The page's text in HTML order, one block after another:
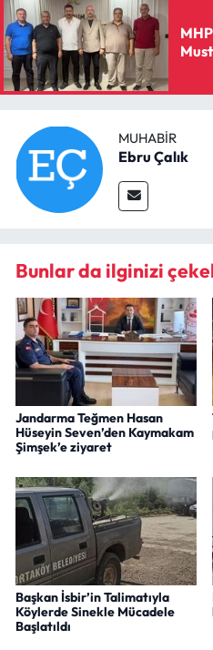
MUHABIR
Ebru Çalık
Bunlar da ilginizi
Jandarma Teğmen Hasan
Hüseyin Seven’den Kaymakam
Şimşek’e ziyaret
Başkan İsbir’in Talimatıyla
Köylerde Sinekle Mücadele
Başlatıldı